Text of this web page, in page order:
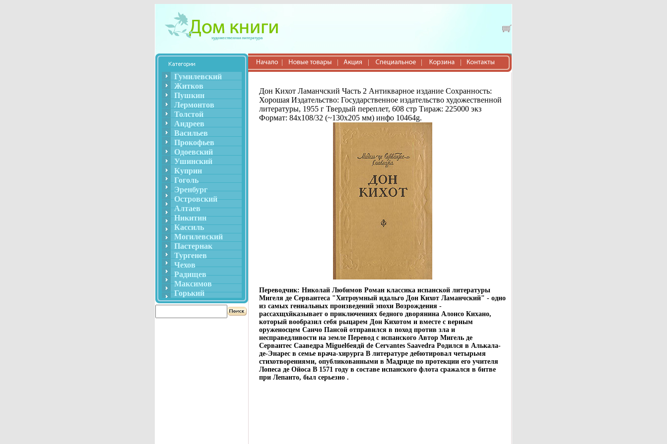
Гумилевский
Житков
Пушкин
Лермонтов
Толстой
Андреев
Васильев
Прокофьев
Одоевский
Ушинский
Куприн
Гоголь
Эренбург
Островский
Алтаев
Никитин
Кассиль
Могилевский
Пастернак
Тургенев
Чехов
Радищев
Максимов
Горький
Дон Кихот Ламанчский Часть 2 Антикварное издание Сохранность:
Хорошая Издательство: Государственное издательство художественной
литературы, 1955 г Твердый переплет, 608 стр Тираж: 225000 экз
Формат: 84x108/32 (~130х205 мм) инфо 10464g.
Переводчик: Николай Любимов Роман классика испанской литературы
Мигеля де Сервантеса "Хитроумный идальго Дон Кихот Ламанчский" - одно
из самых гениальных произведений эпохи Возрождения -
рассахщхйказывает о приключениях бедного дворянина Алонсо Кихано,
который вообразил себя рыцарем Дон Кихотом и вместе с верным
оруженосцем Санчо Пансой отправился в поход против зла и
несправедливости на земле Перевод с испанского Автор Мигель де
Сервантес Сааведра Miguelбеядй de Cervantes Saavedra Родился в Алькала-
де-Энарес в семье врача-хирурга В литературе дебютировал четырьмя
стихотворениями, опубликованными в Мадриде по протекции его учителя
Лопеса де Ойоса В 1571 году в составе испанского флота сражался в битве
при Лепанто, был серьезно .